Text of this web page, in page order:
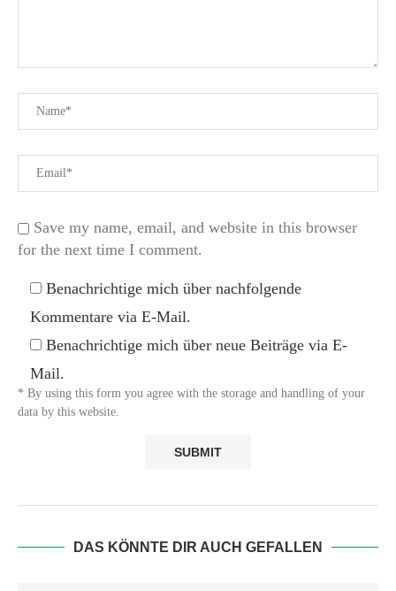
Save my name, email, and website in this browser
for the next time I comment.
Benachrichtige mich über nachfolgende
Kommentare via E-Mail.
Benachrichtige mich über neue Beiträge via E-
Mail.
* By using this form you agree with the storage and handling of your
data by this website.
DAS KÖNNTE DIR AUCH GEFALLEN